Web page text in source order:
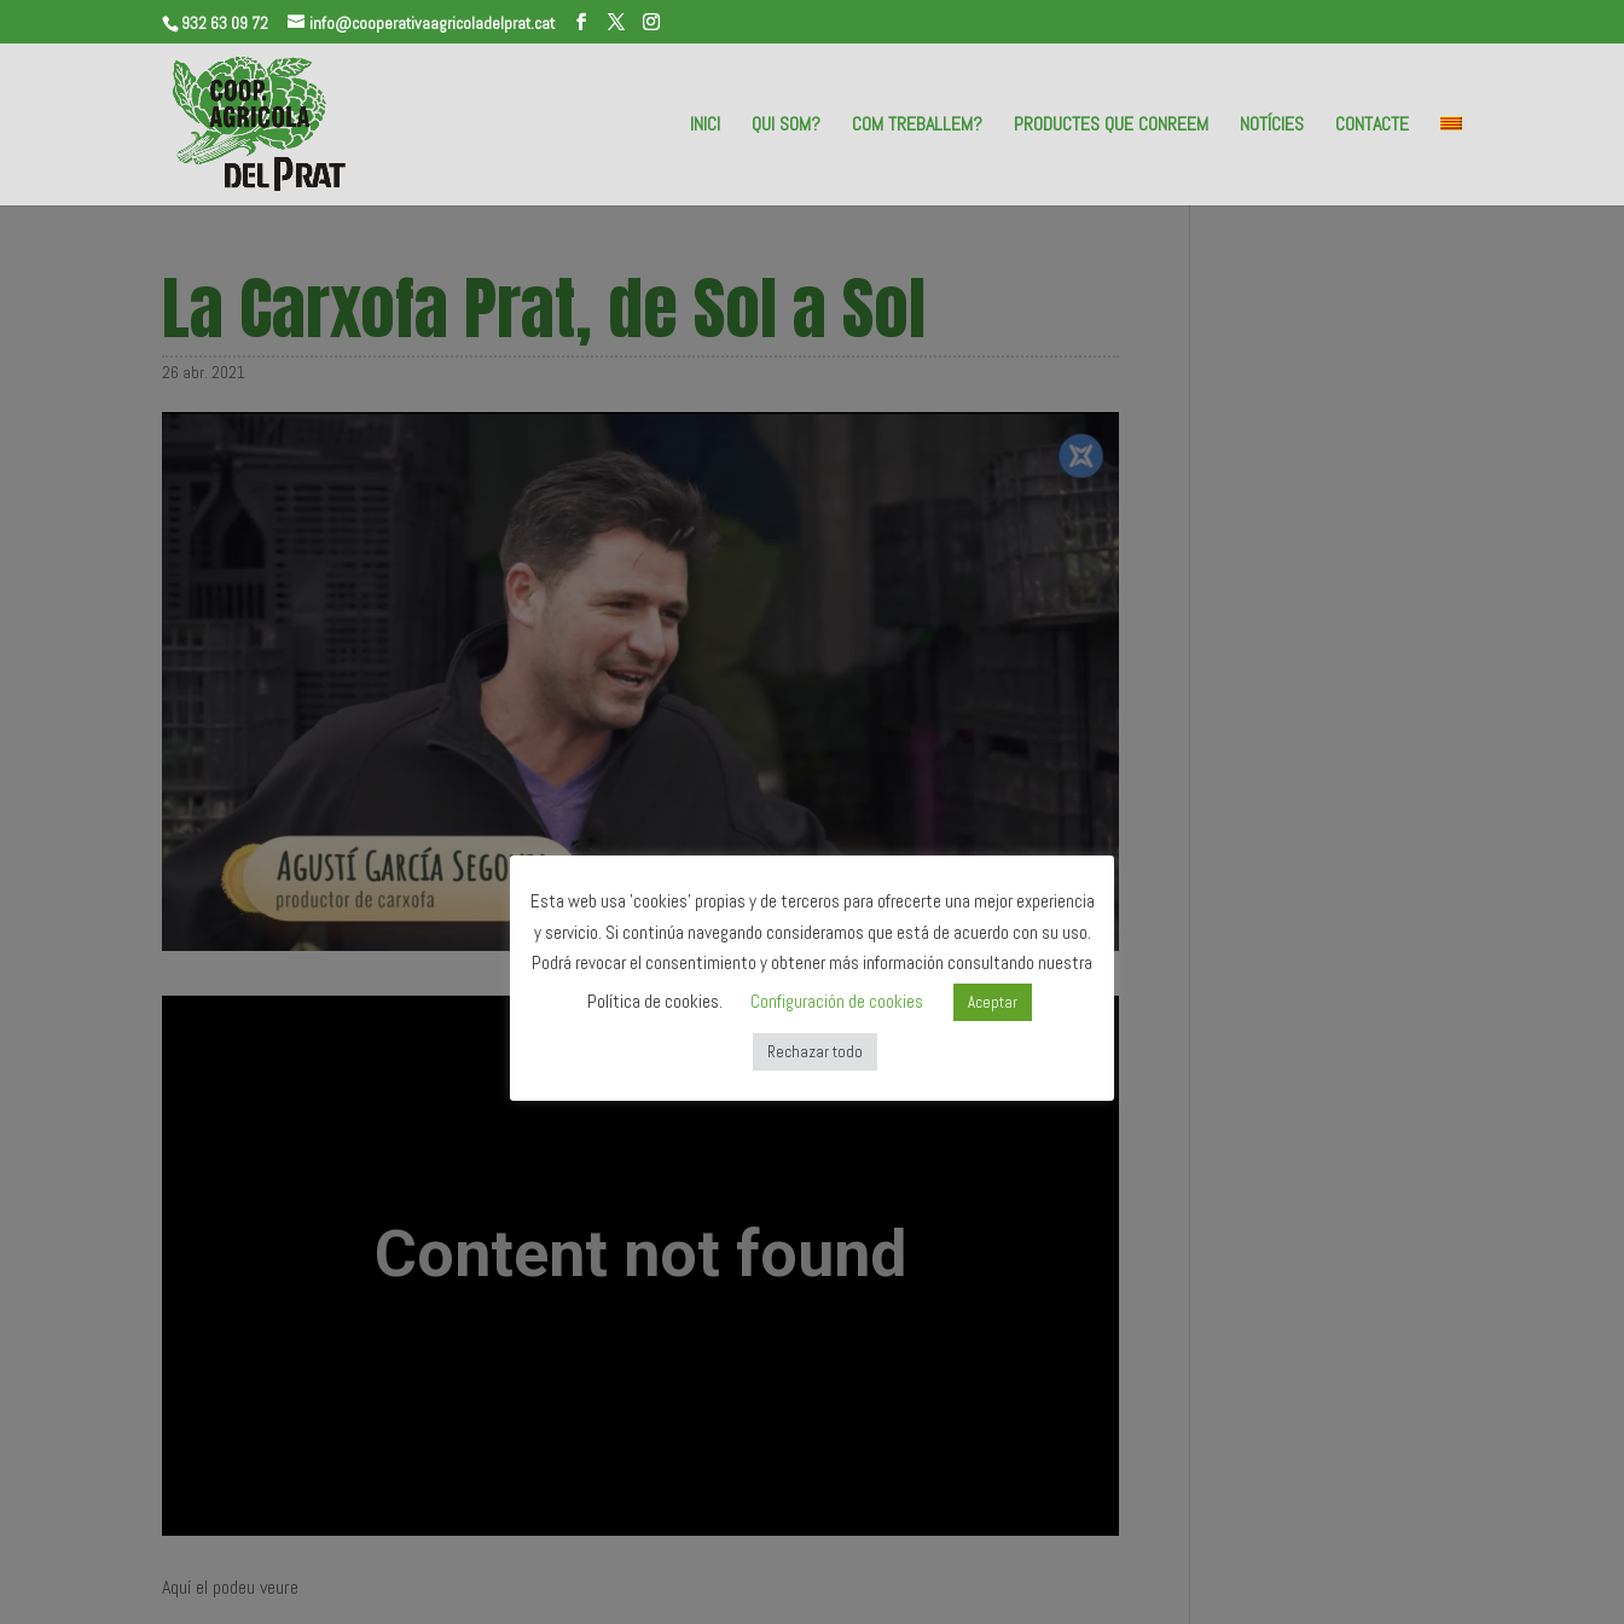
932 63 09 72 info@cooperativaagricoladelprat.cat
INICI QUI SOM? COM TREBALLEM? PRODUCTES QUE CONREEM NOTÍCIES CONTACTE
La Carxofa Prat, de Sol a Sol
26 abr. 2021
Aquí el podeu veure
Esta web usa 'cookies' propias y de terceros para ofrecerte una mejor experiencia
y servicio. Si continúa navegando consideramos que está de acuerdo con su uso.
Podrá revocar el consentimiento y obtener más información consultando nuestra
Política de cookies.
Configuración de cookies Aceptar
Rechazar todo